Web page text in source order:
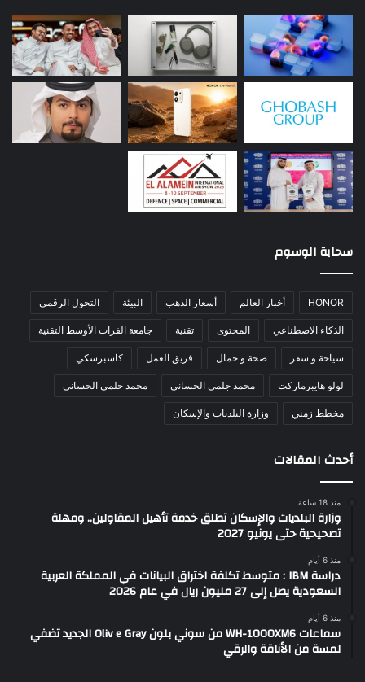
سحابة الوسوم
HONOR أخبار العالم أسعار الذهب البيئة التحول الرقمي
الذكاء الاصطناعي المحتوى تقنية جامعة الفرات الأوسط التقنية
سياحة و سفر صحة و جمال فريق العمل كاسبرسكي
لولو هايبرماركت محمد جلمي الحساني محمد حلمي الحساني
مخطط زمني وزارة البلديات والإسكان
أحدث المقالات
منذ 18 ساعة
وزارة البلديات والإسكان تطلق خدمة تأهيل المقاولين.. ومهلة
تصحيحية حتى يونيو 2027
منذ 6 أيام
دراسة IBM : متوسط تكلفة اختراق البيانات في المملكة العربية
السعودية يصل إلى 27 مليون ريال في عام 2026
منذ 6 أيام
سماعات WH-1000XM6 من سوني بلون Oliv e Gray الجديد تضفي
لمسة من الأناقة والرقي